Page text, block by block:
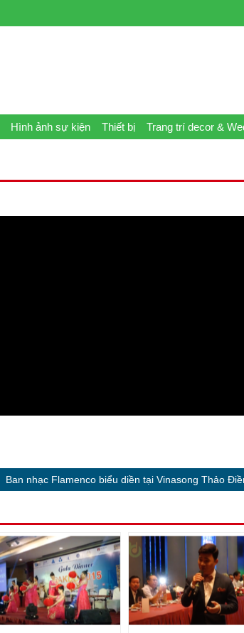
Hình ảnh sự kiện Thiết bị Trang trí decor &
Ban nhạc Flamenco biểu diền tại Vinasong Thảo